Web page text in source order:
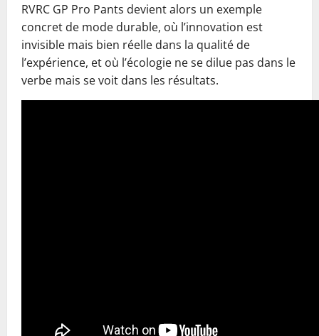
RVRC GP Pro Pants devient alors un exemple
concret de mode durable, où l’innovation est
invisible mais bien réelle dans la qualité de
l’expérience, et où l’écologie ne se dilue pas dans le
verbe mais se voit dans les résultats.